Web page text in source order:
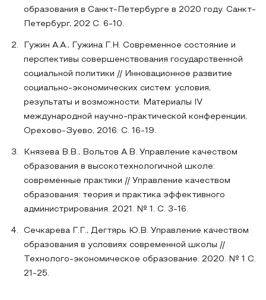
образования в Санкт-Петербурге в 2020 году. Санкт-
Петербург, 202 С. 6-10.
Гужин А.А., Гужина Г.Н. Современное состояние и
перспективы совершенствования государственной
социальной политики // Инновационное развитие
социально-экономических систем: условия,
результаты и возможности. Материалы IV
международной научно-практической конференции,
Орехово-Зуево, 2016. С. 16-19.
Князева В.В., Вольтов А.В. Управление качеством
образования в высокотехнологичной школе:
современные практики // Управление качеством
образования: теория и практика эффективного
администрирования. 2021. № 1. С. 3-16.
Сечкарева Г.Г., Дегтярь Ю.В. Управление качеством
образования в условиях современной школы //
Технолого-экономическое образование. 2020. № 1 С.
21-25.